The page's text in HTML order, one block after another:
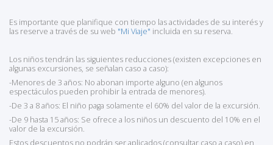
Es importante que planifique con tiempo las actividades de su interés y
las reserve a través de su web "Mi Viaje" incluida en su reserva.
Los niños tendrán las siguientes reducciones (existen excepciones en
algunas excursiones, se señalan caso a caso):
-Menores de 3 años: No abonan importe alguno (en algunos
espectáculos pueden prohibir la entrada de menores).
-De 3 a 8 años: El niño paga solamente el 60% del valor de la excursión.
-De 9 hasta 15 años: Se ofrece a los niños un descuento del 10% en el
valor de la excursión.
Estos descuentos no podrán ser aplicados (consultar caso a caso) en